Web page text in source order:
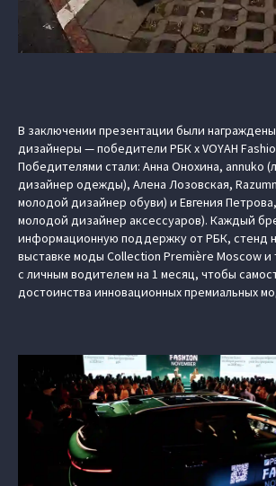
В заключении презентации были
дизайнеры — победители РБК х VOYAH
Победителями стали: Анна Онохина, annuko
дизайнер одежды), Алена Лозовская,
молодой дизайнер обуви) и Евгения
молодой дизайнер аксессуаров). Каждый
информационную поддержку от РБК, стенд
выставке моды Collection Première Moscow и
с личным водителем на 1 месяц, чтобы
достоинства инновационных премиальных